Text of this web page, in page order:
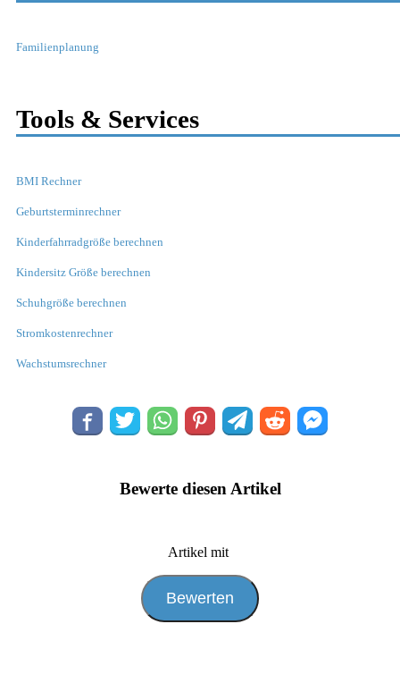
Familienplanung
Tools & Services
BMI Rechner
Geburtsterminrechner
Kinderfahrradgröße berechnen
Kindersitz Größe berechnen
Schuhgröße berechnen
Stromkostenrechner
Wachstumsrechner
Bewerte diesen Artikel
Artikel mit